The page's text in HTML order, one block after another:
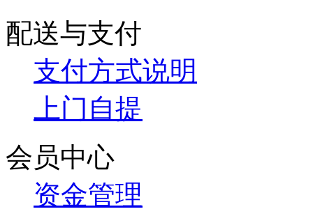
配送与支付
支付方式说明
上门自提
会员中心
资金管理